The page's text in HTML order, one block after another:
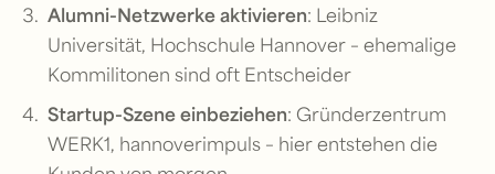
Alumni-Netzwerke aktivieren: Leibniz
Universität, Hochschule Hannover – ehemalige
Kommilitonen sind oft Entscheider
Startup-Szene einbeziehen: Gründerzentrum
WERK1, hannoverimpuls – hier entstehen die